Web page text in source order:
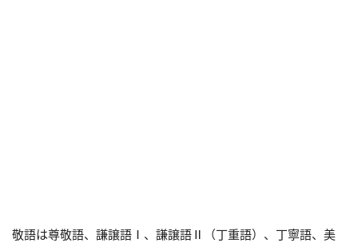
敬語は尊敬語、謙譲語Ⅰ、謙譲語Ⅱ（丁重語）、丁寧語、美